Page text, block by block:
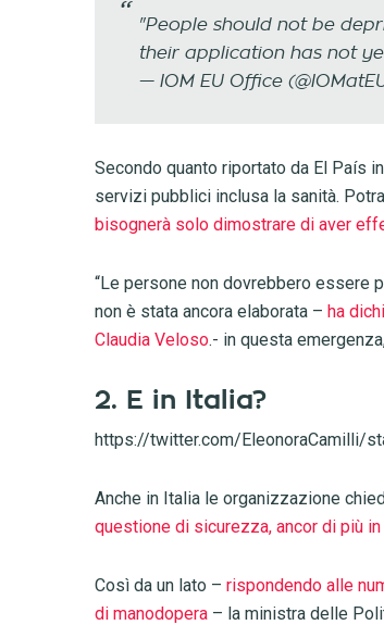
"People should not be
their application has not
— IOM EU Office
Secondo quanto riportato da El País
servizi pubblici inclusa la sanità.
bisognerà solo dimostrare di aver
“Le persone non dovrebbero essere
non è stata ancora elaborata – ha
Claudia Veloso.- in questa
2. E in Italia?
https://twitter.com/EleonoraCamilli/
Anche in Italia le organizzazione
questione di sicurezza, ancor di più
Così da un lato – rispondendo alle
di manodopera – la ministra delle